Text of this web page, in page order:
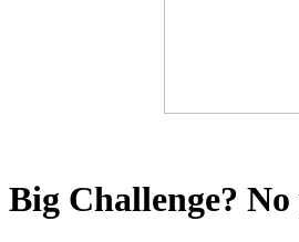
Big Challenge?